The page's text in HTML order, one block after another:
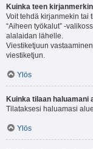
Kuinka teen
Voit tehdä kirjanmekin tai
“Aiheen työkalut” -
alalaidan lähelle.
Viestiketjuun
viestiketjun.
Ylös
Kuinka tilaan haluamani
Tilataksesi haluamasi
Ylös